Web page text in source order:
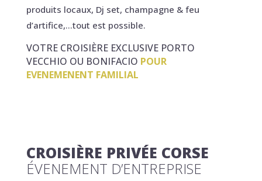
produits locaux, Dj set, champagne & feu
d’artifice,…tout est possible.
VOTRE CROISIÈRE EXCLUSIVE PORTO
VECCHIO OU BONIFACIO POUR
EVENEMENENT FAMILIAL
CROISIÈRE PRIVÉE CORSE
ÉVENEMENT D’ENTREPRISE